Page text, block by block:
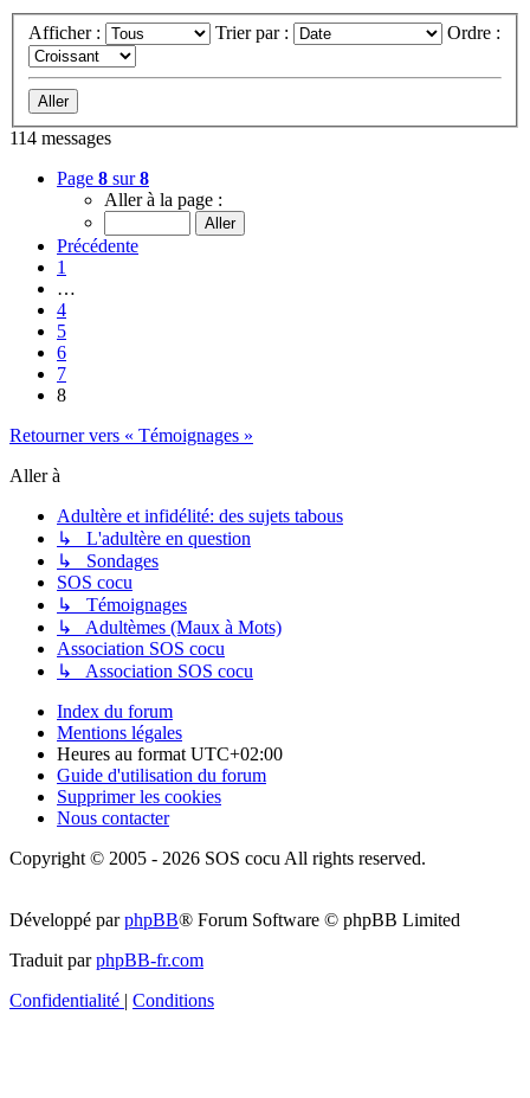
Afficher : Trier par : Ordre :
114 messages
Page 8 sur8
Aller à la page :
Précédente
1
…
4
5
6
7
8
Retourner vers « Témoignages »
Aller à
Adultère et infidélité: des sujets tabous
↳ L'adultère en question
↳ Sondages
SOS cocu
↳ Témoignages
↳ Adultèmes (Maux à Mots)
Association SOS cocu
↳ Association SOS cocu
Index du forum
Mentions légales
Heures au format UTC+02:00
Guide d'utilisation du forum
Supprimer les cookies
Nous contacter
Copyright © 2005 - 2026 SOS cocu All rights reserved.
Développé parphpBB® Forum Software © phpBB Limited
Traduit parphpBB-fr.com
Confidentialité | Conditions